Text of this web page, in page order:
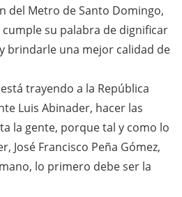
del Metro de Santo Domingo,
su palabra de dignificar
brindarle una mejor calidad de
trayendo a la República
Luis Abinader, hacer las
la gente, porque tal y como lo
José Francisco Peña Gómez,
lo primero debe ser la